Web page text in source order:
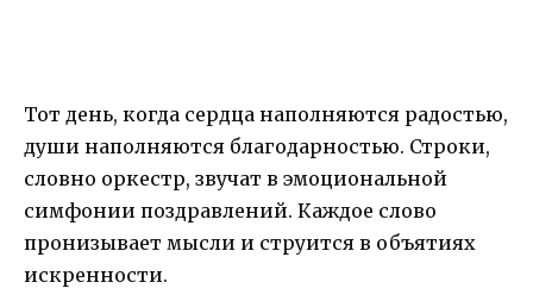
Тот день, когда сердца наполняются радостью,
души наполняются благодарностью. Строки,
словно оркестр, звучат в эмоциональной
симфонии поздравлений. Каждое слово
пронизывает мысли и струится в объятиях
искренности.